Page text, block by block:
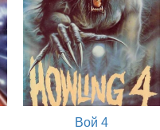
Вой 4